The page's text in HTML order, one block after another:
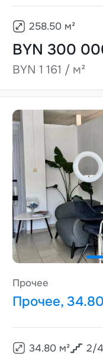
258.50м²
BYN 300
BYN 1 161 / м²
Прочее
Прочее,
34.80м² 2/4